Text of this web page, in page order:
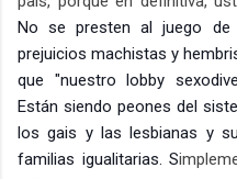
No se presten al juego de
prejuicios machistas y
que "nuestro lobby
Están siendo peones del
los gais y las lesbianas y
familias igualitarias. S